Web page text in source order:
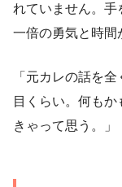
れていません。手
一倍の勇気と時間
「元カレの話を
目くらい。何も
きゃって思う。」